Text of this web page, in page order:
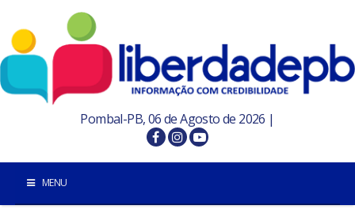
Pombal-PB, 06 de Agosto de 2026 |
MENU